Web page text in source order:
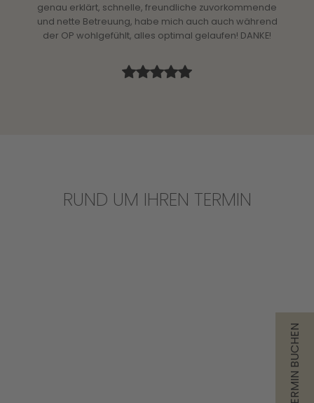
TERMIN BUCHEN
genau erklärt, schnelle, freundliche zuvorkommende
und nette Betreuung, habe mich auch auch während
der OP wohlgefühlt, alles optimal gelaufen! DANKE!
RUND UM IHREN TERMIN